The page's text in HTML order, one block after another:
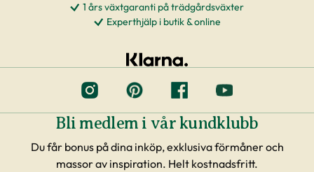
1 års växtgaranti på trädgårdsväxter
Experthjälp i butik & online
Bli medlem i vår kundklubb
Du får bonus på dina inköp, exklusiva förmåner och
massor av inspiration. Helt kostnadsfritt.